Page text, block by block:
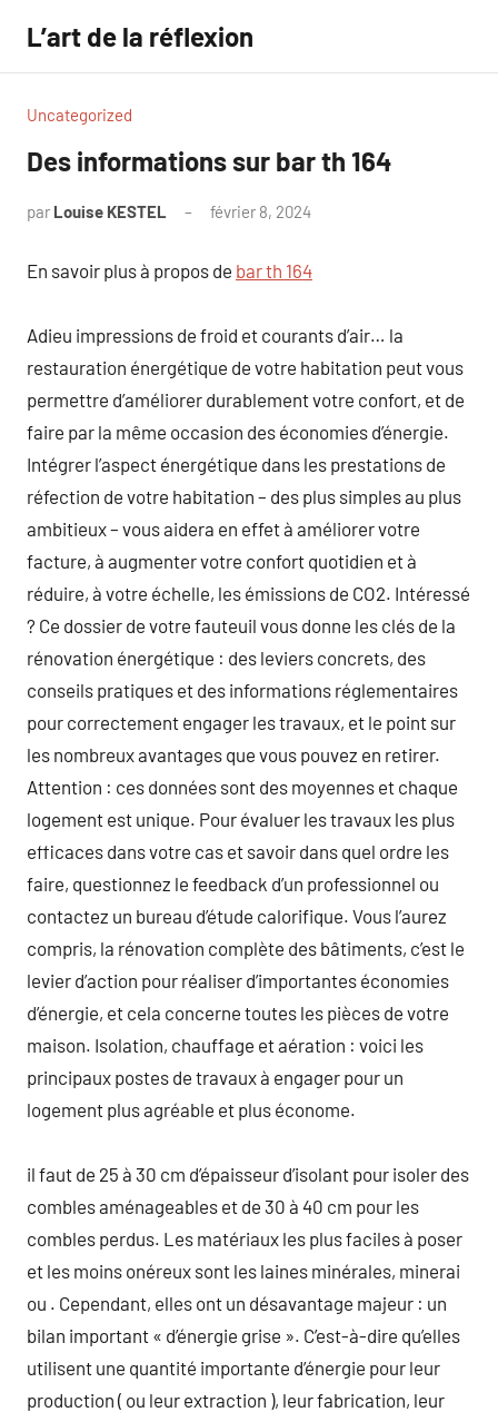
contenu
L’art de la réflexion
Uncategorized
Des informations sur bar th 164
par Louise KESTEL février 8, 2024
En savoir plus à propos de bar th 164
Adieu impressions de froid et courants d’air… la
restauration énergétique de votre habitation peut vous
permettre d’améliorer durablement votre confort, et de
faire par la même occasion des économies d’énergie.
Intégrer l’aspect énergétique dans les prestations de
réfection de votre habitation – des plus simples au plus
ambitieux – vous aidera en effet à améliorer votre
facture, à augmenter votre confort quotidien et à
réduire, à votre échelle, les émissions de CO2. Intéressé
? Ce dossier de votre fauteuil vous donne les clés de la
rénovation énergétique : des leviers concrets, des
conseils pratiques et des informations réglementaires
pour correctement engager les travaux, et le point sur
les nombreux avantages que vous pouvez en retirer.
Attention : ces données sont des moyennes et chaque
logement est unique. Pour évaluer les travaux les plus
efficaces dans votre cas et savoir dans quel ordre les
faire, questionnez le feedback d’un professionnel ou
contactez un bureau d’étude calorifique. Vous l’aurez
compris, la rénovation complète des bâtiments, c’est le
levier d’action pour réaliser d’importantes économies
d’énergie, et cela concerne toutes les pièces de votre
maison. Isolation, chauffage et aération : voici les
principaux postes de travaux à engager pour un
logement plus agréable et plus économe.
il faut de 25 à 30 cm d’épaisseur d’isolant pour isoler des
combles aménageables et de 30 à 40 cm pour les
combles perdus. Les matériaux les plus faciles à poser
et les moins onéreux sont les laines minérales, minerai
ou . Cependant, elles ont un désavantage majeur : un
bilan important « d’énergie grise ». C’est-à-dire qu’elles
utilisent une quantité importante d’énergie pour leur
production ( ou leur extraction ), leur fabrication, leur